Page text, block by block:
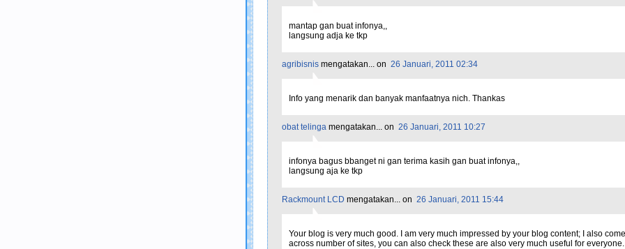
mantap gan buat infonya,,
langsung adja ke tkp
agribisnis mengatakan... on 26 Januari, 2011 02:34
Info yang menarik dan banyak manfaatnya nich. Thankas
obat telinga mengatakan... on 26 Januari, 2011 10:27
infonya bagus bbanget ni gan terima kasih gan buat infonya,,
langsung aja ke tkp
Rackmount LCD mengatakan... on 26 Januari, 2011 15:44
Your blog is very much good. I am very much impressed by your blog content; I also come
across number of sites, you can also check these are also very much useful for everyone.